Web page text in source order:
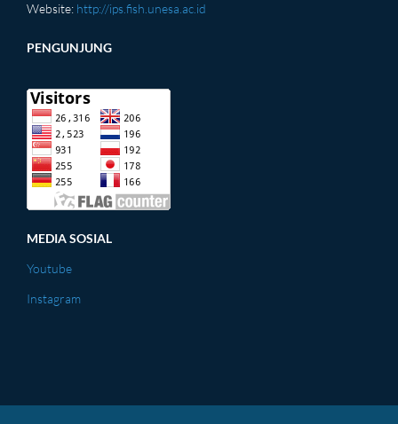
Website: http://ips.fish.unesa.ac.id
PENGUNJUNG
MEDIA SOSIAL
Youtube
Instagram